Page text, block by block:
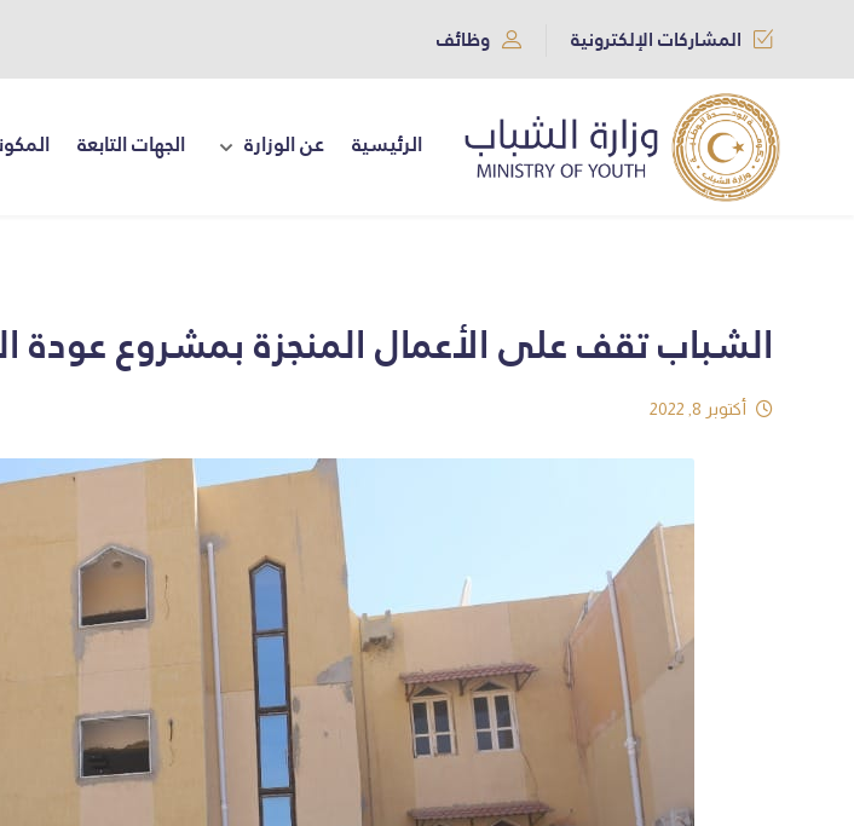
المشاركات الإلكترونية وظائف
الرئيسية عن الوزارة الجهات التابعة
الشباب تقف على الأعمال المنجزة بمشروع عودة
أكتوبر 8, 2022